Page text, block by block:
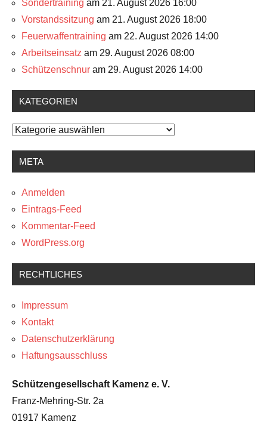
Sondertraining am 21. August 2026 16:00
Vorstandssitzung am 21. August 2026 18:00
Feuerwaffentraining am 22. August 2026 14:00
Arbeitseinsatz am 29. August 2026 08:00
Schützenschnur am 29. August 2026 14:00
KATEGORIEN
Kategorien
META
Anmelden
Eintrags-Feed
Kommentar-Feed
WordPress.org
RECHTLICHES
Impressum
Kontakt
Datenschutzerklärung
Haftungsausschluss
Schützengesellschaft Kamenz e. V.
Franz-Mehring-Str. 2a
01917 Kamenz